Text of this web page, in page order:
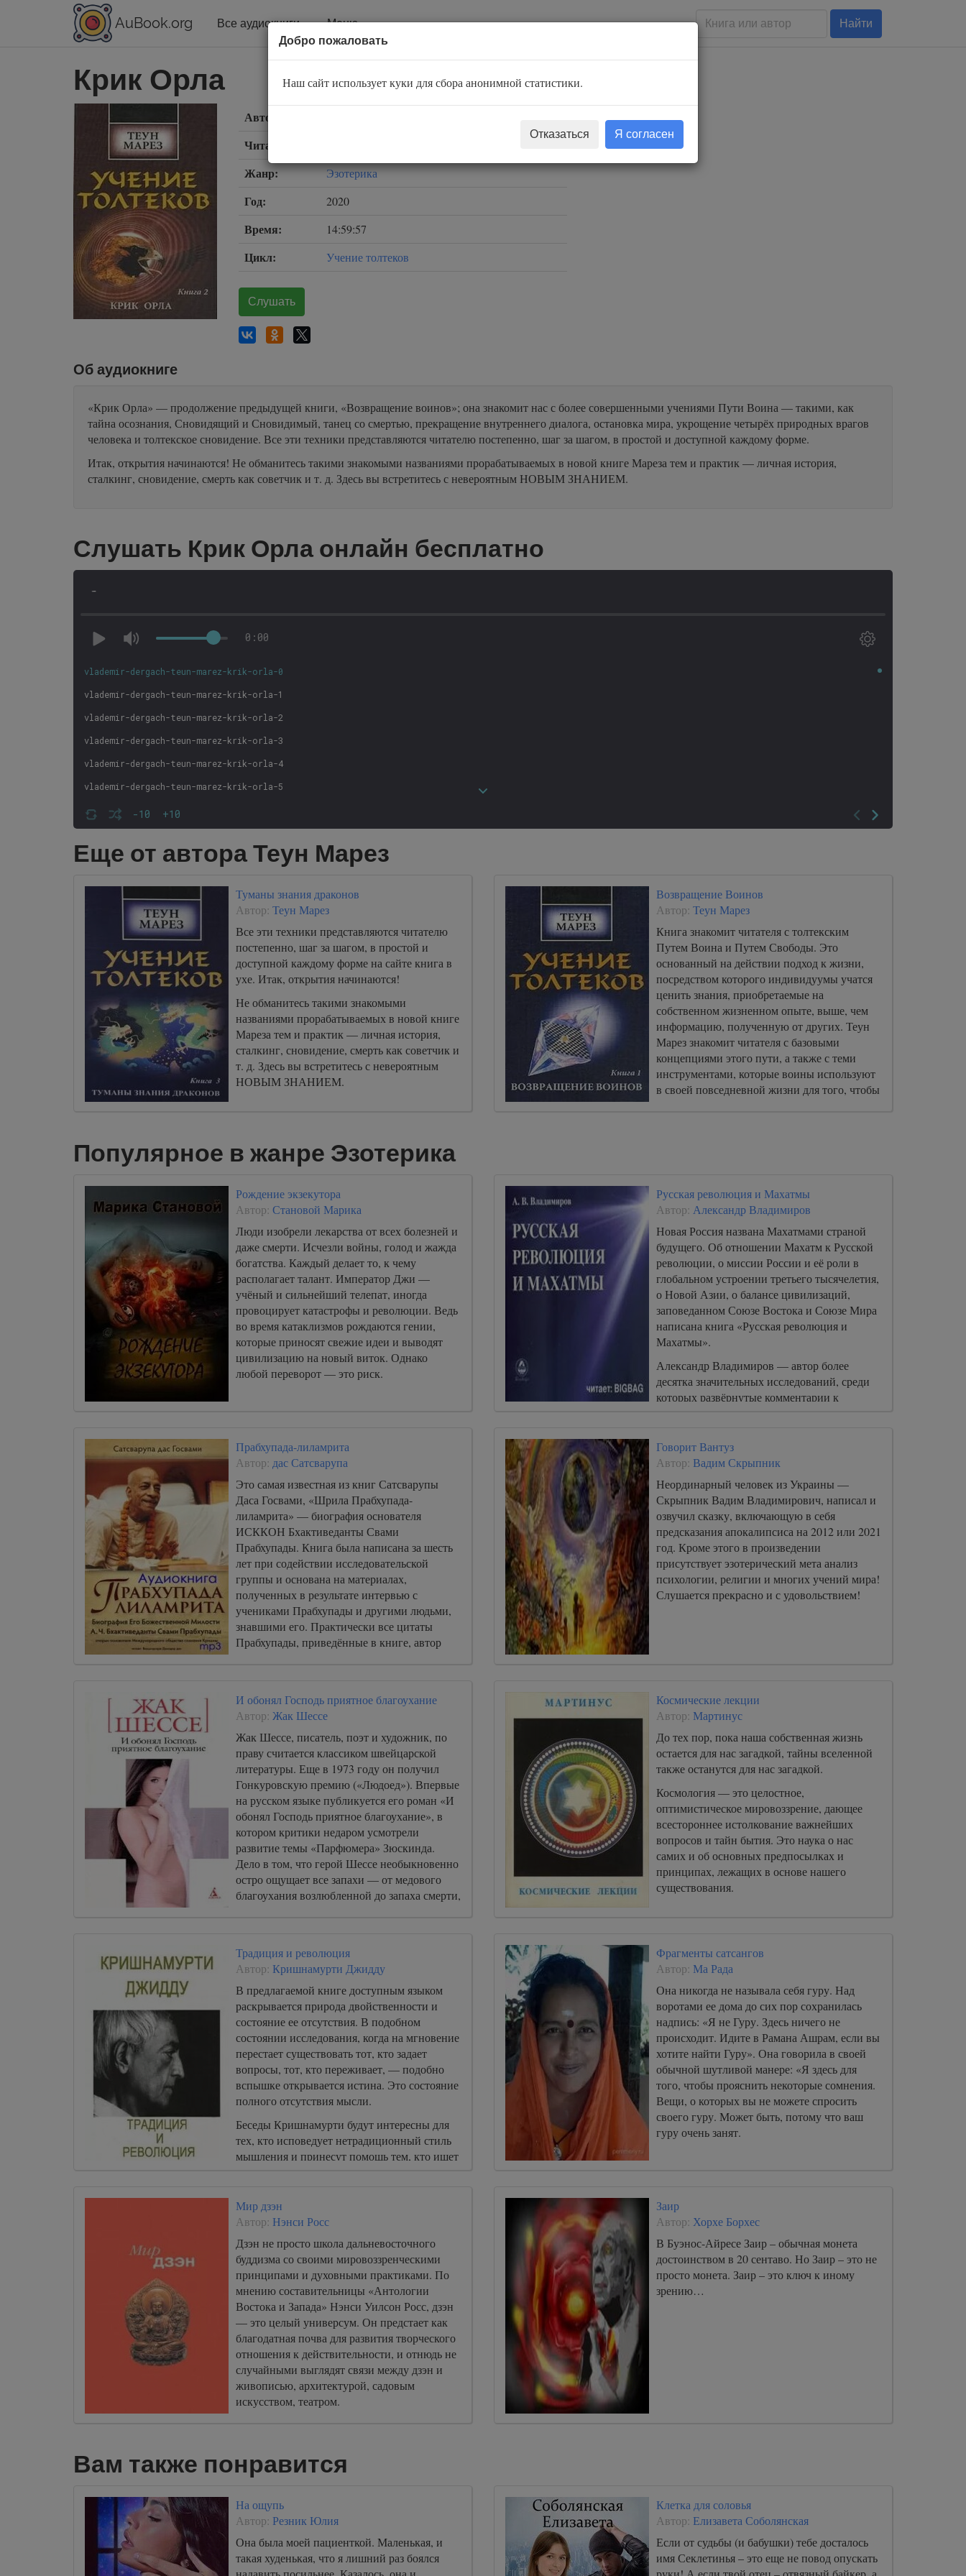
AuBook.org Все аудиокниги Меню Найти
Крик Орла
Автор:
Читает:
Жанр: Эзотерика
Год: 2020
Время: 14:59:57
Цикл: Учение толтеков
Слушать
Об аудиокниге
«Крик Орла» — продолжение предыдущей книги, «Возвращение воинов»; она знакомит нас с более совершенными учениями Пути Воина — такими, как
тайна осознания, Сновидящий и Сновидимый, танец со смертью, прекращение внутреннего диалога, остановка мира, укрощение четырёх природных врагов
человека и толтекское сновидение. Все эти техники представляются читателю постепенно, шаг за шагом, в простой и доступной каждому форме.
Итак, открытия начинаются! Не обманитесь такими знакомыми названиями прорабатываемых в новой книге Мареза тем и практик — личная история,
сталкинг, сновидение, смерть как советчик и т. д. Здесь вы встретитесь с невероятным НОВЫМ ЗНАНИЕМ.
Слушать Крик Орла онлайн бесплатно
-
0:00
-10 +10
vlademir-dergach-teun-marez-krik-orla-0
vlademir-dergach-teun-marez-krik-orla-1
vlademir-dergach-teun-marez-krik-orla-2
vlademir-dergach-teun-marez-krik-orla-3
vlademir-dergach-teun-marez-krik-orla-4
vlademir-dergach-teun-marez-krik-orla-5
vlademir-dergach-teun-marez-krik-orla-6
vlademir-dergach-teun-marez-krik-orla-7
vlademir-dergach-teun-marez-krik-orla-8
vlademir-dergach-teun-marez-krik-orla-10
vlademir-dergach-teun-marez-krik-orla-11
vlademir-dergach-teun-marez-krik-orla-12
vlademir-dergach-teun-marez-krik-orla-13
vlademir-dergach-teun-marez-krik-orla-15
vlademir-dergach-teun-marez-krik-orla-16
Еще от автора Теун Марез
Туманы знания драконов
Автор: Теун Марез
Все эти техники представляются читателю
постепенно, шаг за шагом, в простой и
доступной каждому форме на сайте книга в
ухе. Итак, открытия начинаются!
Не обманитесь такими знакомыми
названиями прорабатываемых в новой книге
Мареза тем и практик — личная история,
сталкинг, сновидение, смерть как советчик и
т. д. Здесь вы встретитесь с невероятным
НОВЫМ ЗНАНИЕМ.
Возвращение Воинов
Автор: Теун Марез
Книга знакомит читателя с толтекским
Путем Воина и Путем Свободы. Это
основанный на действии подход к жизни,
посредством которого индивидуумы учатся
ценить знания, приобретаемые на
собственном жизненном опыте, выше, чем
информацию, полученную от других. Теун
Марез знакомит читателя с базовыми
концепциями этого пути, а также с теми
инструментами, которые воины используют
в своей повседневной жизни для того, чтобы
Популярное в жанре Эзотерика
Рождение экзекутора
Автор: Становой Марика
Люди изобрели лекарства от всех болезней и
даже смерти. Исчезли войны, голод и жажда
богатства. Каждый делает то, к чему
располагает талант. Император Джи —
учёный и сильнейший телепат, иногда
провоцирует катастрофы и революции. Ведь
во время катаклизмов рождаются гении,
которые приносят свежие идеи и выводят
цивилизацию на новый виток. Однако
любой переворот — это риск.
Русская революция и Махатмы
Автор: Александр Владимиров
Новая Россия названа Махатмами страной
будущего. Об отношении Махатм к Русской
революции, о миссии России и её роли в
глобальном устроении третьего тысячелетия,
о Новой Азии, о балансе цивилизаций,
заповеданном Союзе Востока и Союзе Мира
написана книга «Русская революция и
Махатмы».
Александр Владимиров — автор более
десятка значительных исследований, среди
которых развёрнутые комментарии к
эволюции».
Прабхупада-лиламрита
Автор: дас Сатсварупа
Это самая известная из книг Сатсварупы
Даса Госвами, «Шрила Прабхупада-
лиламрита» — биография основателя
ИСККОН Бхактиведанты Свами
Прабхупады. Книга была написана за шесть
лет при содействии исследовательской
группы и основана на материалах,
полученных в результате интервью с
учениками Прабхупады и другими людьми,
знавшими его. Практически все цитаты
Прабхупады, приведённые в книге, автор
Говорит Вантуз
Автор: Вадим Скрыпник
Неординарный человек из Украины —
Скрыпник Вадим Владимирович, написал и
озвучил сказку, включающую в себя
предсказания апокалипсиса на 2012 или 2021
год. Кроме этого в произведении
присутствует эзотерический мета анализ
психологии, религии и многих учений мира!
Слушается прекрасно и с удовольствием!
И обонял Господь приятное благоухание
Автор: Жак Шессе
Жак Шессе, писатель, поэт и художник, по
праву считается классиком швейцарской
литературы. Еще в 1973 году он получил
Гонкуровскую премию («Людоед»). Впервые
на русском языке публикуется его роман «И
обонял Господь приятное благоухание», в
котором критики недаром усмотрели
развитие темы «Парфюмера» Зюскинда.
Дело в том, что герой Шессе необыкновенно
остро ощущает все запахи — от медового
благоухания возлюбленной до запаха смерти,
Космические лекции
Автор: Мартинус
До тех пор, пока наша собственная жизнь
остается для нас загадкой, тайны вселенной
также останутся для нас загадкой.
Космология — это целостное,
оптимистическое мировоззрение, дающее
всестороннее истолкование важнейших
вопросов и тайн бытия. Это наука о нас
самих и об основных предпосылках и
принципах, лежащих в основе нашего
существования.
Традиция и революция
Автор: Кришнамурти Джидду
В предлагаемой книге доступным языком
раскрывается природа двойственности и
состояние ее отсутствия. В подобном
состоянии исследования, когда на мгновение
перестает существовать тот, кто задает
вопросы, тот, кто переживает, — подобно
вспышке открывается истина. Это состояние
полного отсутствия мысли.
Беседы Кришнамурти будут интересны для
тех, кто исповедует нетрадиционный стиль
мышления и принесут помощь тем, кто ищет
Фрагменты сатсангов
Автор: Ма Рада
Она никогда не называла себя гуру. Над
воротами ее дома до сих пор сохранилась
надпись: «Я не Гуру. Здесь ничего не
происходит. Идите в Рамана Ашрам, если вы
хотите найти Гуру». Она говорила в своей
обычной шутливой манере: «Я здесь для
того, чтобы прояснить некоторые сомнения.
Вещи, о которых вы не можете спросить
своего гуру. Может быть, потому что ваш
гуру очень занят.
Мир дзэн
Автор: Нэнси Росс
Дзэн не просто школа дальневосточного
буддизма со своими мировоззренческими
принципами и духовными практиками. По
мнению составительницы «Антологии
Востока и Запада» Нэнси Уилсон Росс, дзэн
— это целый универсум. Он предстает как
благодатная почва для развития творческого
отношения к действительности, и отнюдь не
случайными выглядят связи между дзэн и
живописью, архитектурой, садовым
искусством, театром.
Заир
Автор: Хорхе Борхес
В Буэнос-Айресе Заир – обычная монета
достоинством в 20 сентаво. Но Заир – это не
просто монета. Заир – это ключ к иному
зрению…
Вам также понравится
На ощупь
Автор: Резник Юлия
Она была моей пациенткой. Маленькая, и
такая худенькая, что я лишний раз боялся
Клетка для соловья
Автор: Елизавета Соболянская
Если от судьбы (и бабушки) тебе досталось
имя Секлетинья – это еще не повод опускать
Добро пожаловать
Наш сайт использует куки для сбора анонимной статистики.
Отказаться Я согласен